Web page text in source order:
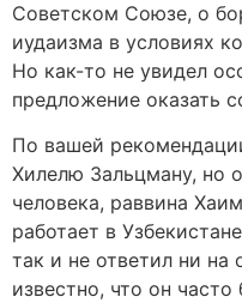
Советском Союзе, о
иудаизма в условиях
Но как-то не увидел
предложение оказать
По вашей
Хилелю Зальцману, но
человека, раввина
работает в
так и не ответил ни
известно, что он